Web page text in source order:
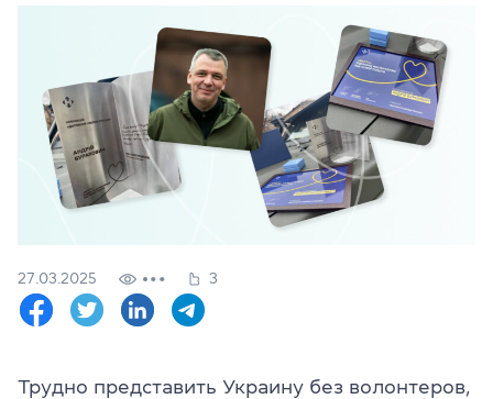
Экзаменационный центр
Больше о нас
Проверить
Оставить заявку
27.03.2025 3
Трудно представить Украину без волонтеров,